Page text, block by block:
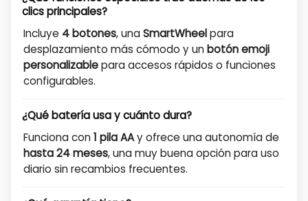
clics principales?
Incluye 4 botones, unaSmartWheelpara
desplazamiento más cómodo y unbotón emoji
personalizablepara accesos rápidos o funciones
configurables.
¿Qué batería usa y cuánto dura?
Funciona con1 pila AAy ofrece una autonomía de
hasta 24 meses, una muy buena opción para uso
diario sin recambios frecuentes.